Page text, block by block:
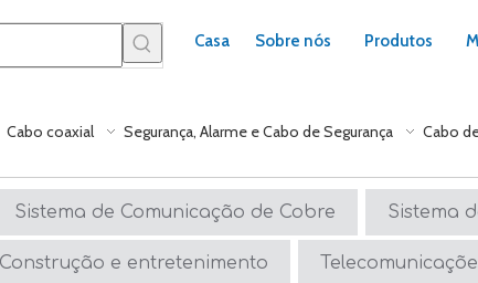
Casa Sobre nós Produtos
Cabo coaxial Segurança, Alarme e Cabo de Segurança Cabo
Sistema de Comunicação de Cobre Sistema
Construção e entretenimento